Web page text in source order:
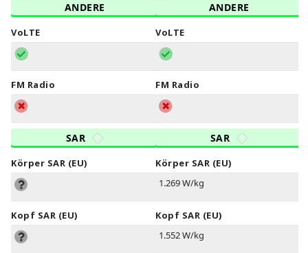
ANDERE
VoLTE
FM Radio
SAR
Körper SAR (EU)
Kopf SAR (EU)
ANDERE
VoLTE
FM Radio
SAR
Körper SAR (EU)
1.269 W/kg
Kopf SAR (EU)
1.552 W/kg